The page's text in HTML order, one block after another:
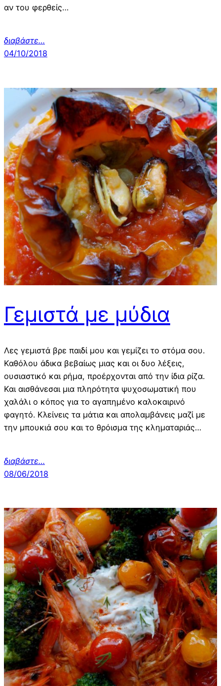
αν του φερθείς…
διαβάστε…
04/10/2018
Γεμιστά με μύδια
Λες γεμιστά βρε παιδί μου και γεμίζει το στόμα σου.
Καθόλου άδικα βεβαίως μιας και οι δυο λέξεις,
ουσιαστικό και ρήμα, προέρχονται από την ίδια ρίζα.
Και αισθάνεσαι μια πληρότητα ψυχοσωματική που
χαλάλι ο κόπος για το αγαπημένο καλοκαιρινό
φαγητό. Κλείνεις τα μάτια και απολαμβάνεις μαζί με
την μπουκιά σου και το θρόισμα της κληματαριάς…
διαβάστε…
08/06/2018